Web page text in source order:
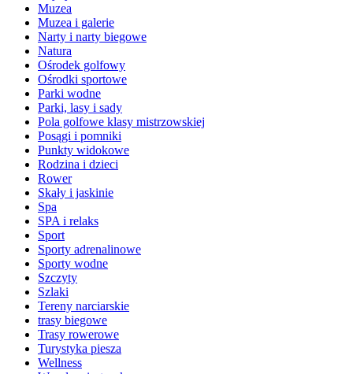
Muzea
Muzea i galerie
Narty i narty biegowe
Natura
Ośrodek golfowy
Ośrodki sportowe
Parki wodne
Parki, lasy i sady
Pola golfowe klasy mistrzowskiej
Posągi i pomniki
Punkty widokowe
Rodzina i dzieci
Rower
Skały i jaskinie
Spa
SPA i relaks
Sport
Sporty adrenalinowe
Sporty wodne
Szczyty
Szlaki
Tereny narciarskie
trasy biegowe
Trasy rowerowe
Turystyka piesza
Wellness